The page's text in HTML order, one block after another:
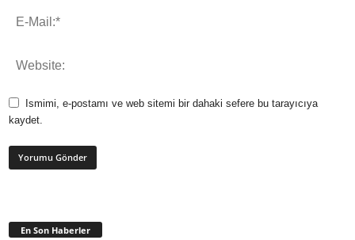
Ismimi, e-postamı ve web sitemi bir dahaki sefere bu tarayıcıya
kaydet.
En Son Haberler